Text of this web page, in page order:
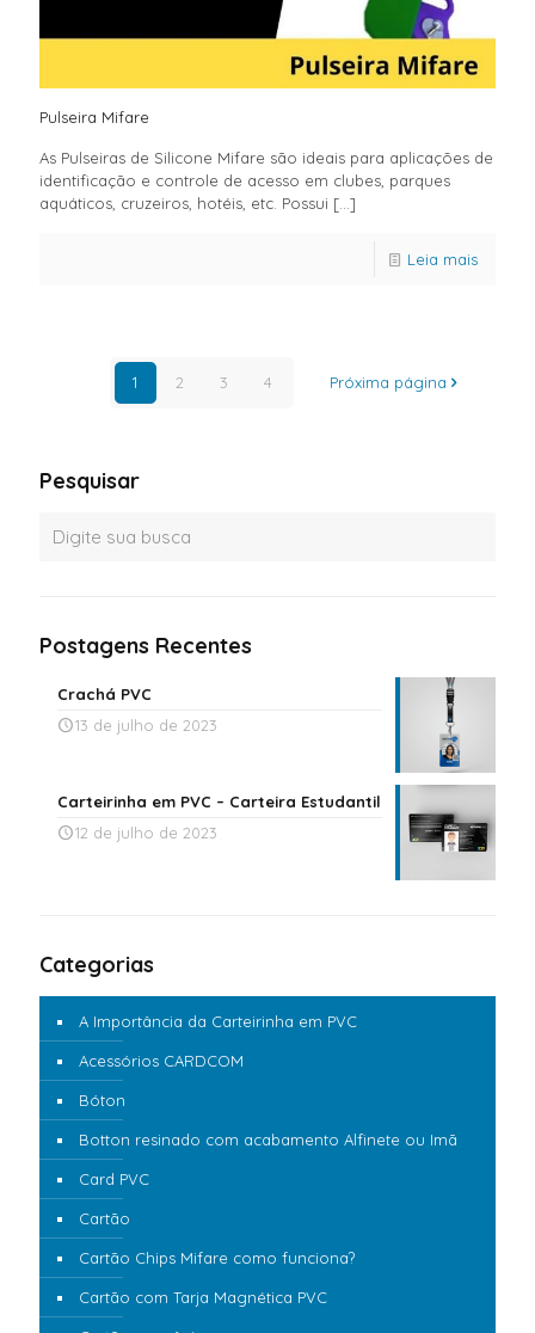
Pulseira Mifare
As Pulseiras de Silicone Mifare são ideais para aplicações de
identificação e controle de acesso em clubes, parques
aquáticos, cruzeiros, hotéis, etc. Possui […]
Leia mais
1 2 3 4 Próxima página
Pesquisar
Postagens Recentes
Crachá PVC
13 de julho de 2023
Carteirinha em PVC – Carteira Estudantil
12 de julho de 2023
Categorias
A Importância da Carteirinha em PVC
Acessórios CARDCOM
Bóton
Botton resinado com acabamento Alfinete ou Imã
Card PVC
Cartão
Cartão Chips Mifare como funciona?
Cartão com Tarja Magnética PVC